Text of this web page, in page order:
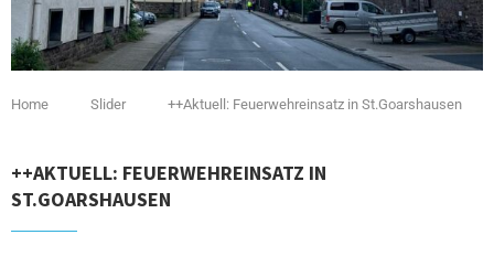
Home Slider ++Aktuell: Feuerwehreinsatz in St.Goarshausen
++AKTUELL: FEUERWEHREINSATZ IN
ST.GOARSHAUSEN